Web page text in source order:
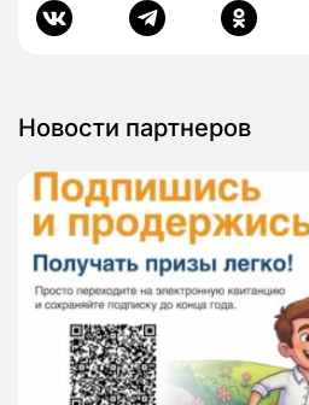
Новости партнеров